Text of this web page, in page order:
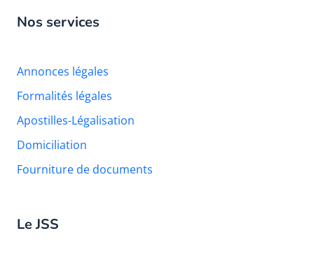
Nos services
Annonces légales
Formalités légales
Apostilles-Légalisation
Domiciliation
Fourniture de documents
Le JSS